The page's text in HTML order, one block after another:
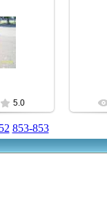
уже наши
5.0
853-853